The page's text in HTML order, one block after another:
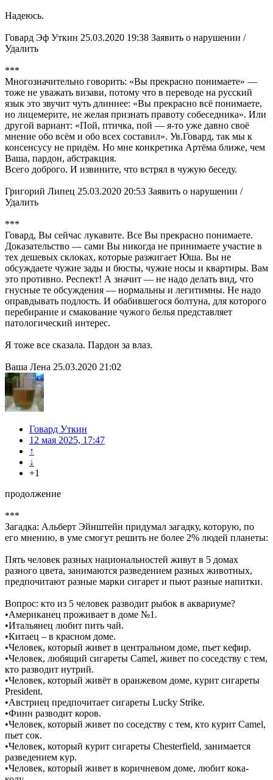
Надеюсь.
Говард Эф Уткин 25.03.2020 19:38 Заявить о нарушении /
Удалить
***
Многозначительно говорить: «Вы прекрасно понимаете» —
тоже не уважать визави, потому что в переводе на русский
язык это звучит чуть длиннее: «Вы прекрасно всё понимаете,
но лицемерите, не желая признать правоту собеседника». Или
другой вариант: «Пой, птичка, пой — я-то уже давно своё
мнение обо всём и обо всех составил». Ув.Говард, так мы к
консенсусу не придём. Но мне конкретика Артёма ближе, чем
Ваша, пардон, абстракция.
Всего доброго. И извините, что встрял в чужую беседу.
Григорий Липец 25.03.2020 20:53 Заявить о нарушении /
Удалить
***
Говард, Вы сейчас лукавите. Все Вы прекрасно понимаете.
Доказательство — сами Вы никогда не принимаете участие в
тех дешевых склоках, которые разжигает Юша. Вы не
обсуждаете чужие зады и бюсты, чужие носы и квартиры. Вам
это противно. Респект! А значит — не надо делать вид, что
гнусные те обсуждения — нормальны и легитимны. Не надо
оправдывать подлость. И обабившегося болтуна, для которого
перебирание и смакование чужого белья представляет
патологический интерес.
Я тоже все сказала. Пардон за влаз.
Ваша Лена 25.03.2020 21:02
Говард Уткин
12 мая 2025, 17:47
↑
↓
+1
продолжение
***
Загадка: Альберт Эйнштейн придумал загадку, которую, по
его мнению, в уме смогут решить не более 2% людей планеты:
Пять человек разных национальностей живут в 5 домах
разного цвета, занимаются разведением разных животных,
предпочитают разные марки сигарет и пьют разные напитки.
Вопрос: кто из 5 человек разводит рыбок в аквариуме?
•Американец проживает в доме №1.
•Итальянец любит пить чай.
•Китаец – в красном доме.
•Человек, который живет в центральном доме, пьет кефир.
•Человек, любящий сигареты Camel, живет по соседству с тем,
кто разводит нутрий.
•Человек, который живёт в оранжевом доме, курит сигареты
President.
•Австриец предпочитает сигареты Lucky Strike.
•Финн разводит коров.
•Человек, который живет по соседству с тем, кто курит Camel,
пьет сок.
•Человек, который курит сигареты Chesterfield, занимается
разведением кур.
•Человек, который живет в коричневом доме, любит кока-